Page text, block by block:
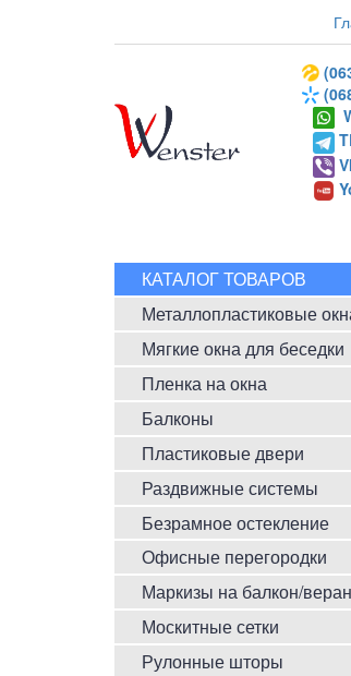
КАТАЛОГ ТОВАРОВ
Металлопластиковые
Мягкие окна для беседки
Пленка на окна
Балконы
Пластиковые двери
Раздвижные системы
Безрамное остекление
Офисные перегородки
Маркизы на балкон/
Москитные сетки
Рулонные шторы